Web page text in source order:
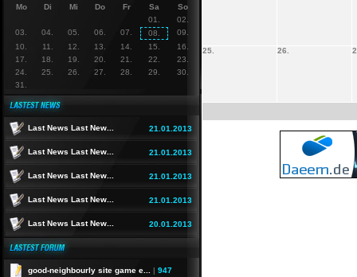
Mo Di Mi Do Fr Sa
So
01.
02.
03.
04. 05. 06. 07. 08.
09.
10.
11. 12. 13. 14. 15.
16.
17.
18. 19. 20. 21. 22.
23.
24.
25. 26. 27. 28. 29.
30.
31.
Last News Last New... 21.01.2013
Last News Last New... 21.01.2013
Last News Last New... 21.01.2013
Last News Last New... 21.01.2013
Last News Last New... 20.01.2013
good-neighbourly site game e... | 947
25. 26.